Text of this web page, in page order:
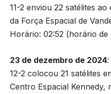
11-2 enviou 22 satélites
da Força Espacial de
Horário: 02:52 (horário de
23 de dezembro de 2024
12-2 colocou 21 satélites
Centro Espacial Kennedy,